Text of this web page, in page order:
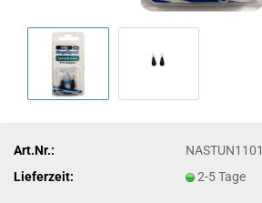
Art.Nr.:
NASTUN1101
Lieferzeit:
2-5 Tage